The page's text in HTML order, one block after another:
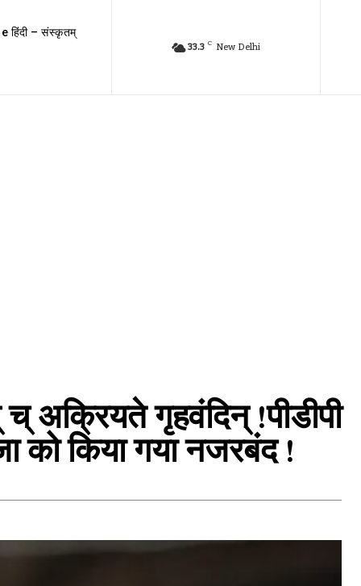
हिंदी – संस्कृतम्
33.3 C New Delhi
च् अक्रियते गृहवंदिन् !पीडीपी
को किया गया नजरबंद !